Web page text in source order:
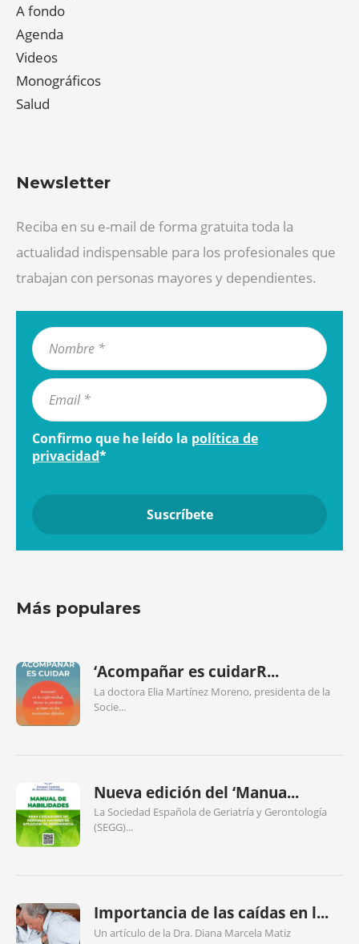
A fondo
Agenda
Videos
Monográficos
Salud
Newsletter
Reciba en su e-mail de forma gratuita toda la
actualidad indispensable para los profesionales que
trabajan con personas mayores y dependientes.
Confirmo que he leído la política de
privacidad*
Más populares
‘Acompañar es cuidarR...
La doctora Elia Martínez Moreno, presidenta de la
Socie...
Nueva edición del ‘Manua...
La Sociedad Española de Geriatría y Gerontología
(SEGG)...
Importancia de las caídas en l...
Un artículo de la Dra. Diana Marcela Matiz